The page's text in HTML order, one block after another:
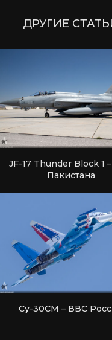
ДРУГИЕ
JF-17 Thunder Block 1
Пакистана
Су-30СМ – ВВС